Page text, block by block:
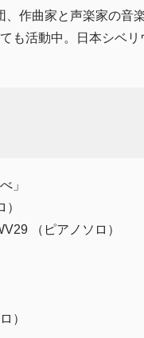
作曲家と声楽家の音
も活動中。日本シベリ
」
（ピアノソロ）
）